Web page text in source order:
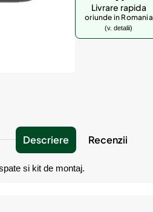
Livrare rapida
oriunde in Romania
(v. detalii)
Descriere Recenzii
si kit de montaj.